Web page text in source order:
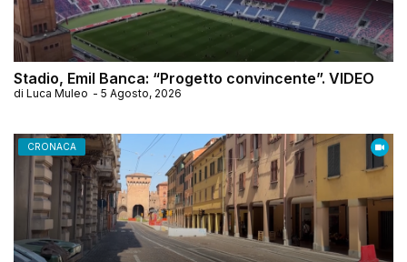
Stadio, Emil Banca: “Progetto convincente”. VIDEO
di Luca Muleo - 5 Agosto, 2026
CRONACA